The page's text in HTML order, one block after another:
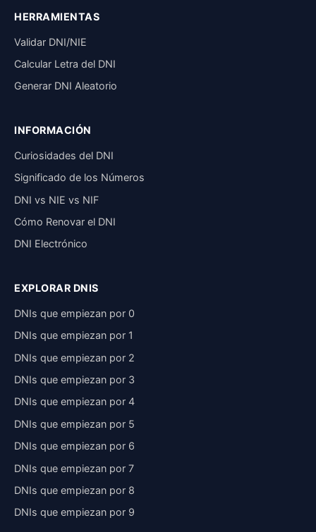
HERRAMIENTAS
Validar DNI/NIE
Calcular Letra del DNI
Generar DNI Aleatorio
INFORMACIÓN
Curiosidades del DNI
Significado de los Números
DNI vs NIE vs NIF
Cómo Renovar el DNI
DNI Electrónico
EXPLORAR DNIS
DNIs que empiezan por 0
DNIs que empiezan por 1
DNIs que empiezan por 2
DNIs que empiezan por 3
DNIs que empiezan por 4
DNIs que empiezan por 5
DNIs que empiezan por 6
DNIs que empiezan por 7
DNIs que empiezan por 8
DNIs que empiezan por 9